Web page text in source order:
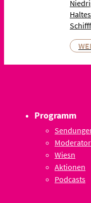
Programm
Wiesn
Aktionen
Podcasts